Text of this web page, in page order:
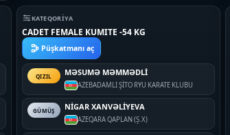
KATEQORIYA
CADET FEMALE KUMITE -54 KG
Püşkatmanı aç
QIZIL MƏSUMƏ MƏMMƏDLİ
AZEBADAMLI ŞİTO RYU KARATE KLUBU
GÜMÜŞ NİGAR XANVƏLİYEVA
AZEQARA QAPLAN (Ş.X)